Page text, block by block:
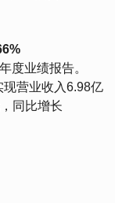
度业绩报告。
营业收入6.98亿
同比增长